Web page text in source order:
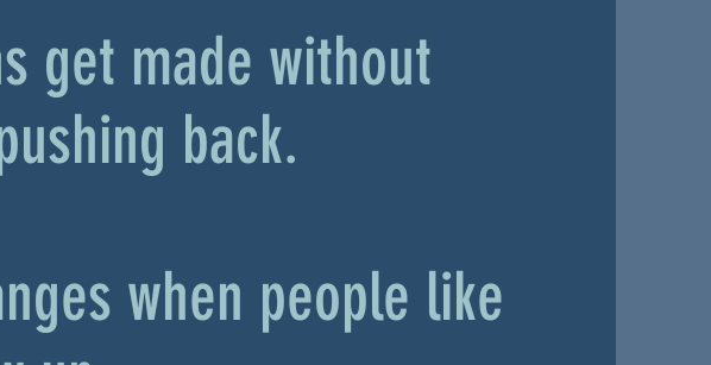
get made without
back.
when people like